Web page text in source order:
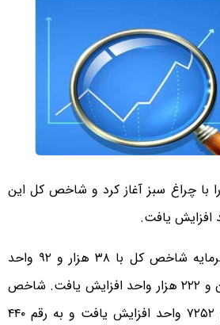
را با چراغ سبز آغاز کرد و شاخص کل این
در معاملات امروز بازار سرمایه شاخص کل با ۳۸ هزار و ۹۲ واحد
افزایش تا رقم یک میلیون و ۲۲۲ هزار واحد افزایش یافت. شاخص
کل با معیار هم وزن هم ۷۲۵۲ واحد افزایش یافت و به رقم ۴۴۰